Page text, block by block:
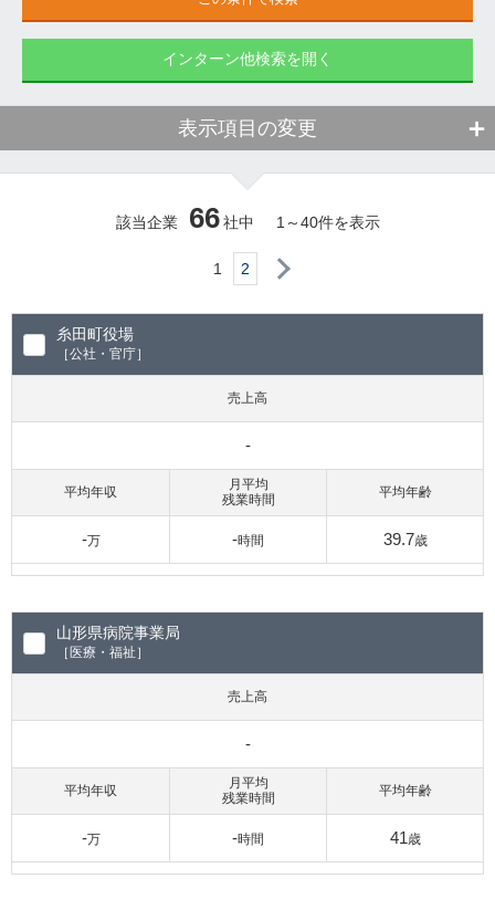
インターン他検索を開く
表示項目の変更
該当企業 66 社中 1 ～40件を表示
1 2
糸田町役場
［公社・官庁］
売上高
-
平均年収
-万
月平均
残業時間
-時間
平均年齢
39.7歳
山形県病院事業局
［医療・福祉］
売上高
-
平均年収
-万
月平均
残業時間
-時間
平均年齢
41歳